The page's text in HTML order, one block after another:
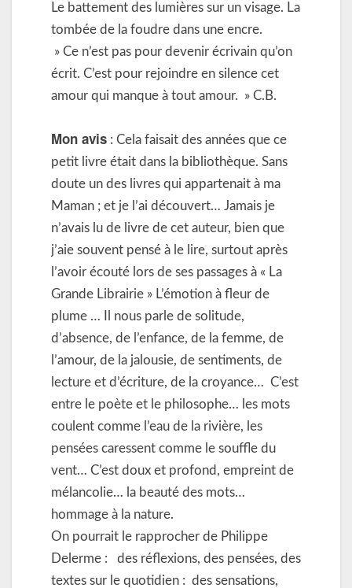
Le battement des lumières sur un visage. La
tombée de la foudre dans une encre.
» Ce n’est pas pour devenir écrivain qu’on
écrit. C’est pour rejoindre en silence cet
amour qui manque à tout amour. » C.B.
Mon avis : Cela faisait des années que ce
petit livre était dans la bibliothèque. Sans
doute un des livres qui appartenait à ma
Maman ; et je l’ai découvert… Jamais je
n’avais lu de livre de cet auteur, bien que
j’aie souvent pensé à le lire, surtout après
l’avoir écouté lors de ses passages à « La
Grande Librairie » L’émotion à fleur de
plume … Il nous parle de solitude,
d’absence, de l’enfance, de la femme, de
l’amour, de la jalousie, de sentiments, de
lecture et d’écriture, de la croyance… C’est
entre le poète et le philosophe… les mots
coulent comme l’eau de la rivière, les
pensées caressent comme le souffle du
vent… C’est doux et profond, empreint de
mélancolie… la beauté des mots…
hommage à la nature.
On pourrait le rapprocher de Philippe
Delerme : des réflexions, des pensées, des
textes sur le quotidien : des sensations,